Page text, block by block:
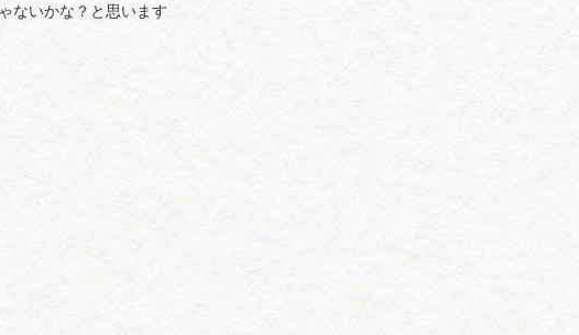
ないかな？と思います